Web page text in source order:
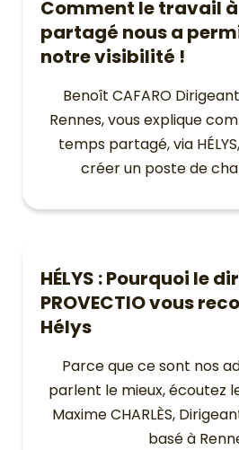
Comment le travail
partagé nous a
notre visibilité !
Benoît CAFARO
Rennes, vous explique
temps partagé, via
créer un poste de
HÉLYS : Pourquoi le
PROVECTIO vous
Hélys
Parce que ce sont nos
parlent le mieux, écoutez
Maxime CHARLÈS,
basé à